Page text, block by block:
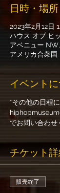
日時・場所
2023年2月12日
ハウス オブ ヒ
アベニュー NW
アメリカ合衆国
イベント
*その他の日程に
でお問い合わせ
チケット
販売終了